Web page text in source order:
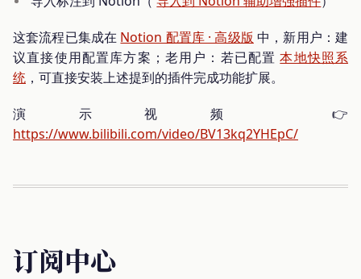
这套流程已集成在 Notion 配置库 · 高级版 中，新用户：建
议直接使用配置库方案；老用户：若已配置本地快照系
统 ，可直接安装上述提到的插件完成功能扩展。
演示视频 👉
https://www.bilibili.com/video/BV13kq2YHEpC/
订阅中心